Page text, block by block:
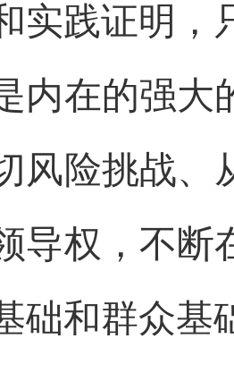
实践证明，
内在的强大
风险挑战、
导权，不断
础和群众基